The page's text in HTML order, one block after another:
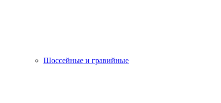
Шоссейные и гравийные